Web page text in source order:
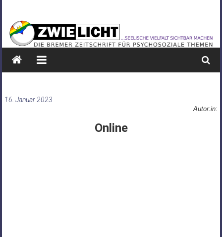
springen
ZWIELICHT
BREMEN
DIE
PSYCHOSOZIALE
16. Januar 2023
Autor:in:
Online